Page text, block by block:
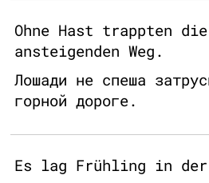
Ohne Hast trappten
ansteigenden Weg.
Лошади не спеша
горной дороге.
Es lag Frühling in